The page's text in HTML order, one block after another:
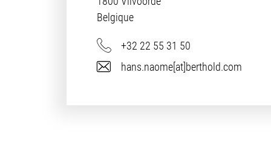
Belgique
Téléphone
+32 22 55 31 50
E-Mail
hans.naome[at]berthold.com